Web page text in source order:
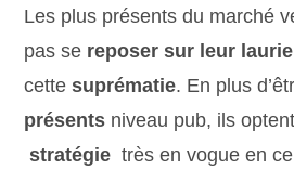
Les plus présents du marché
pas se reposer sur leur
cettesuprématie. En plus
présents niveau pub, ils
stratégie très en vogue en